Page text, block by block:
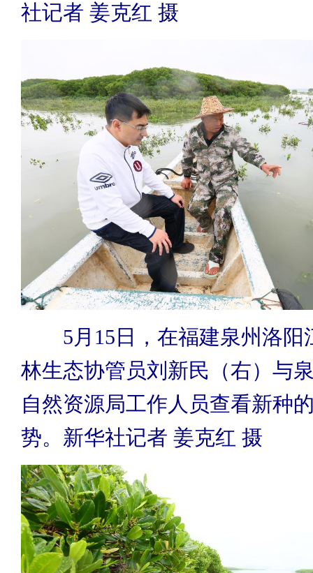
社记者 姜克红 摄
5月15日，在福建泉州洛阳
林生态协管员刘新民（右）与
自然资源局工作人员查看新种
势。新华社记者 姜克红 摄